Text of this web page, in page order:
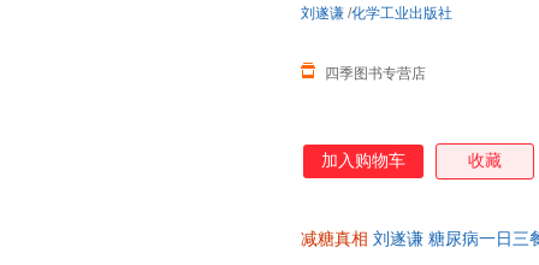
四季图书专营店
刘遂谦 /化学工业出版社
加入购物车 收藏
减糖真相 刘遂谦 糖尿病一日三